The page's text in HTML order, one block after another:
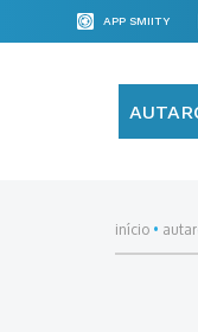
APP SMIITY
início•